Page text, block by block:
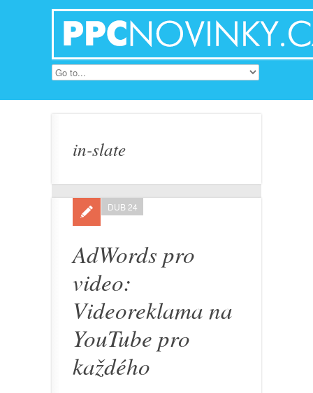
in-slate
AdWords pro
video:
Videoreklama na
YouTube pro
každého
DUB 24